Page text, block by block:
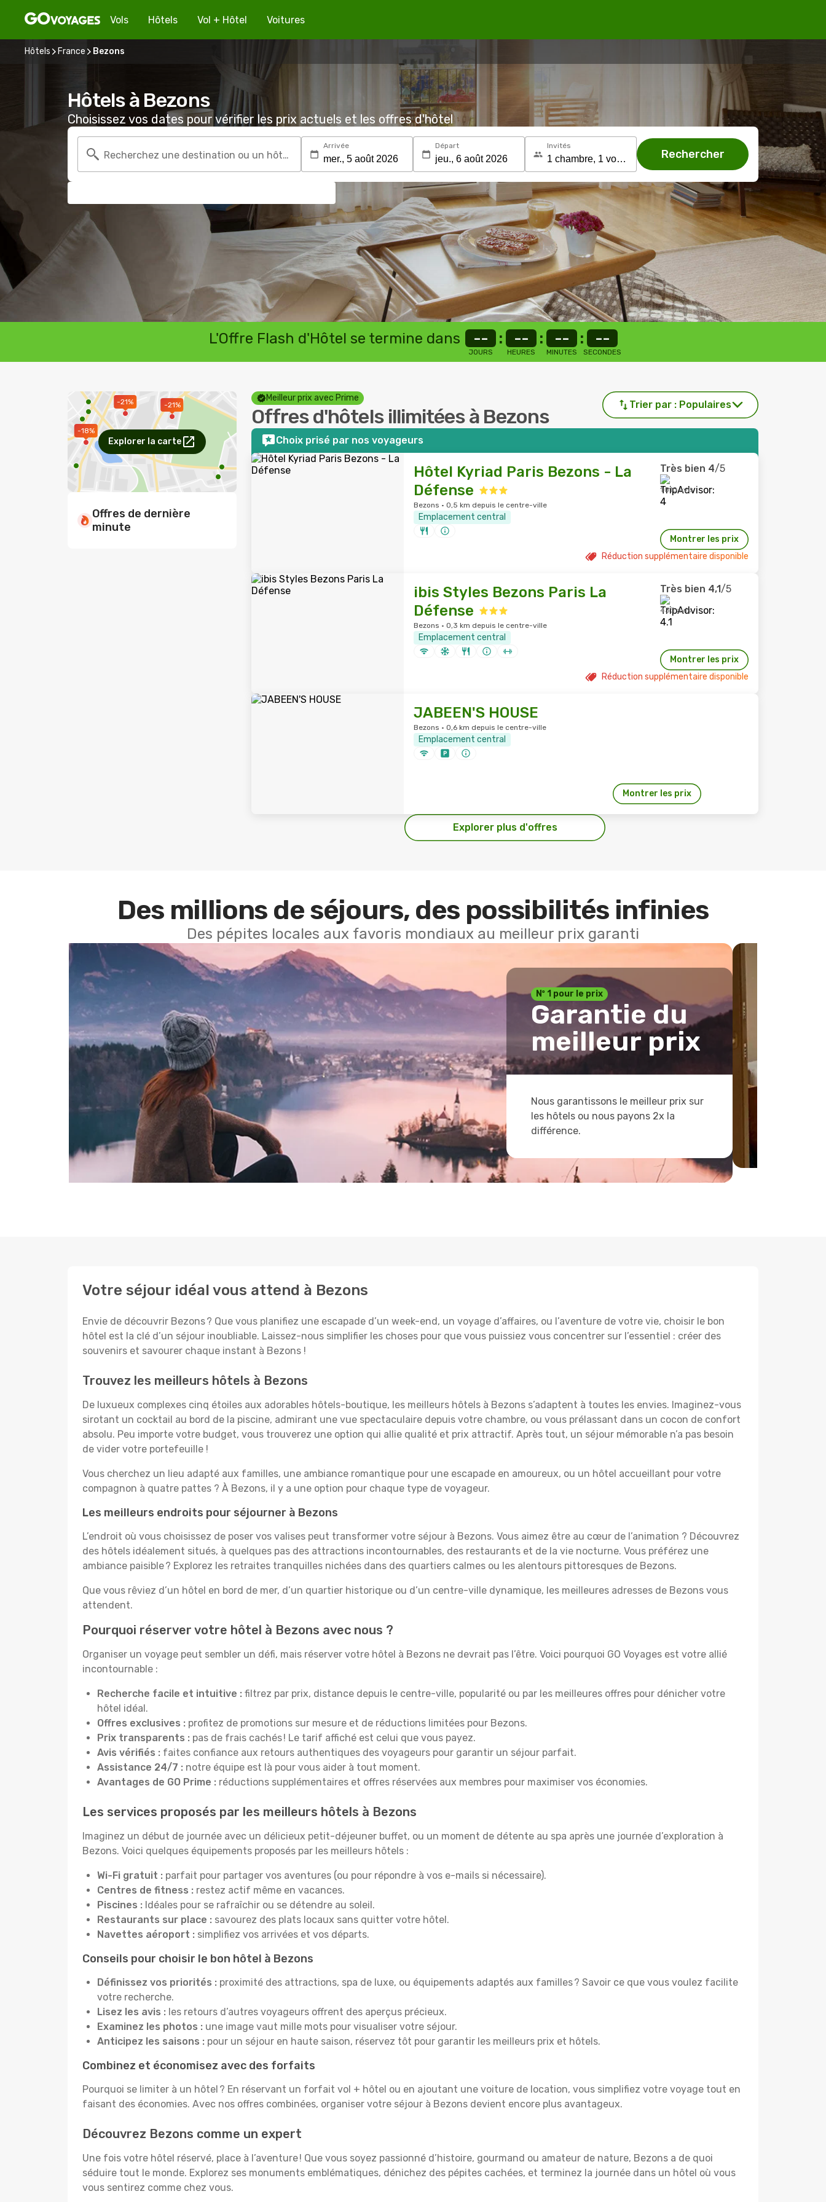
Vols Hôtels Vol + Hôtel Voitures
Hôtels France Bezons
Hôtels à Bezons
Choisissez vos dates pour vérifier les prix actuels et les offres d'hôtel
Recherchez une destination ou un hôtel
Arrivée Départ Invités
Rechercher
L'Offre Flash d'Hôtel se termine dans --
JOURS
: --
HEURES
: --
MINUTES
: --
SECONDES
-21%
-21%
-18%
Explorer la carte
Offres de dernière
minute
Meilleur prix avec Prime
Offres d'hôtels illimitées à Bezons
Trier par : Populaires
Choix prisé par nos voyageurs
Hôtel Kyriad Paris Bezons - La
Défense
Bezons · 0,5 km depuis le centre-ville
Emplacement central
Très bien 4/5
1 010 avis
Montrer les prix
Réduction supplémentaire disponible
ibis Styles Bezons Paris La
Défense
Bezons · 0,3 km depuis le centre-ville
Emplacement central
Très bien 4,1/5
433 avis
Montrer les prix
Réduction supplémentaire disponible
JABEEN'S HOUSE
Bezons · 0,6 km depuis le centre-ville
Emplacement central
Montrer les prix
Explorer plus d'offres
Des millions de séjours, des possibilités infinies
Des pépites locales aux favoris mondiaux au meilleur prix garanti
Nº 1 pour le prix
Garantie du
meilleur prix
Nous garantissons le meilleur prix sur
les hôtels ou nous payons 2x la
différence.
Votre séjour idéal vous attend à Bezons
Envie de découvrir Bezons ? Que vous planifiez une escapade d’un week-end, un voyage d’affaires, ou l’aventure de votre vie, choisir le bon
hôtel est la clé d’un séjour inoubliable. Laissez-nous simplifier les choses pour que vous puissiez vous concentrer sur l’essentiel : créer des
souvenirs et savourer chaque instant à Bezons !
Trouvez les meilleurs hôtels à Bezons
De luxueux complexes cinq étoiles aux adorables hôtels-boutique, les meilleurs hôtels à Bezons s’adaptent à toutes les envies. Imaginez-vous
sirotant un cocktail au bord de la piscine, admirant une vue spectaculaire depuis votre chambre, ou vous prélassant dans un cocon de confort
absolu. Peu importe votre budget, vous trouverez une option qui allie qualité et prix attractif. Après tout, un séjour mémorable n’a pas besoin
de vider votre portefeuille !
Vous cherchez un lieu adapté aux familles, une ambiance romantique pour une escapade en amoureux, ou un hôtel accueillant pour votre
compagnon à quatre pattes ? À Bezons, il y a une option pour chaque type de voyageur.
Les meilleurs endroits pour séjourner à Bezons
L’endroit où vous choisissez de poser vos valises peut transformer votre séjour à Bezons. Vous aimez être au cœur de l’animation ? Découvrez
des hôtels idéalement situés, à quelques pas des attractions incontournables, des restaurants et de la vie nocturne. Vous préférez une
ambiance paisible ? Explorez les retraites tranquilles nichées dans des quartiers calmes ou les alentours pittoresques de Bezons.
Que vous rêviez d’un hôtel en bord de mer, d’un quartier historique ou d’un centre-ville dynamique, les meilleures adresses de Bezons vous
attendent.
Pourquoi réserver votre hôtel à Bezons avec nous ?
Organiser un voyage peut sembler un défi, mais réserver votre hôtel à Bezons ne devrait pas l’être. Voici pourquoi GO Voyages est votre allié
incontournable :
Recherche facile et intuitive : filtrez par prix, distance depuis le centre-ville, popularité ou par les meilleures offres pour dénicher votre
hôtel idéal.
Offres exclusives : profitez de promotions sur mesure et de réductions limitées pour Bezons.
Prix transparents : pas de frais cachés ! Le tarif affiché est celui que vous payez.
Avis vérifiés : faites confiance aux retours authentiques des voyageurs pour garantir un séjour parfait.
Assistance 24/7 : notre équipe est là pour vous aider à tout moment.
Avantages de GO Prime : réductions supplémentaires et offres réservées aux membres pour maximiser vos économies.
Les services proposés par les meilleurs hôtels à Bezons
Imaginez un début de journée avec un délicieux petit-déjeuner buffet, ou un moment de détente au spa après une journée d’exploration à
Bezons. Voici quelques équipements proposés par les meilleurs hôtels :
Wi-Fi gratuit : parfait pour partager vos aventures (ou pour répondre à vos e-mails si nécessaire).
Centres de fitness : restez actif même en vacances.
Piscines : Idéales pour se rafraîchir ou se détendre au soleil.
Restaurants sur place : savourez des plats locaux sans quitter votre hôtel.
Navettes aéroport : simplifiez vos arrivées et vos départs.
Conseils pour choisir le bon hôtel à Bezons
Définissez vos priorités : proximité des attractions, spa de luxe, ou équipements adaptés aux familles ? Savoir ce que vous voulez facilite
votre recherche.
Lisez les avis : les retours d’autres voyageurs offrent des aperçus précieux.
Examinez les photos : une image vaut mille mots pour visualiser votre séjour.
Anticipez les saisons : pour un séjour en haute saison, réservez tôt pour garantir les meilleurs prix et hôtels.
Combinez et économisez avec des forfaits
Pourquoi se limiter à un hôtel ? En réservant un forfait vol + hôtel ou en ajoutant une voiture de location, vous simplifiez votre voyage tout en
faisant des économies. Avec nos offres combinées, organiser votre séjour à Bezons devient encore plus avantageux.
Découvrez Bezons comme un expert
Une fois votre hôtel réservé, place à l’aventure ! Que vous soyez passionné d’histoire, gourmand ou amateur de nature, Bezons a de quoi
séduire tout le monde. Explorez ses monuments emblématiques, dénichez des pépites cachées, et terminez la journée dans un hôtel où vous
vous sentirez comme chez vous.